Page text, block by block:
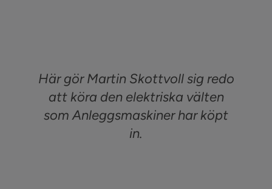
Här gör Martin Skottvoll sig redo
att köra den elektriska välten
som Anleggsmaskiner har köpt
in.